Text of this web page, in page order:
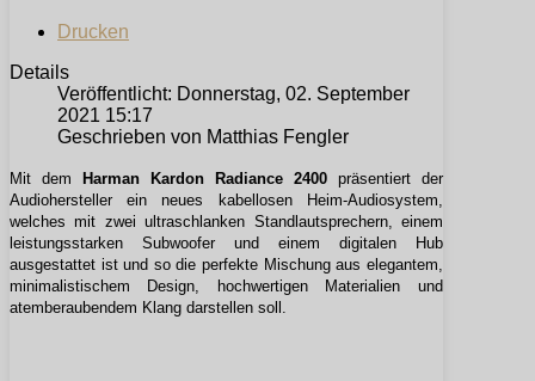
Drucken
Details
Veröffentlicht: Donnerstag, 02. September
2021 15:17
Geschrieben von Matthias Fengler
Mit dem Harman Kardon Radiance 2400präsentiert der
Audiohersteller ein neues kabellosen Heim-Audiosystem,
welches mit zwei ultraschlanken Standlautsprechern, einem
leistungsstarken Subwoofer und einem digitalen Hub
ausgestattet ist und so die perfekte Mischung aus elegantem,
minimalistischem Design, hochwertigen Materialien und
atemberaubendem Klang darstellen soll.